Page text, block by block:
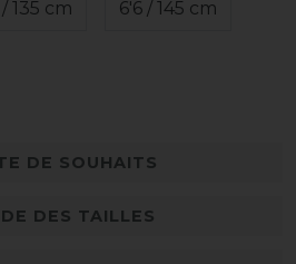
135 cm 6'6 / 145 cm
DE SOUHAITS
DES TAILLES